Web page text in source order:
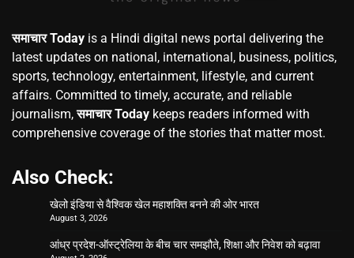
समाचार Today is a Hindi digital news portal delivering the
latest updates on national, international, business, politics,
sports, technology, entertainment, lifestyle, and current
affairs. Committed to timely, accurate, and reliable
journalism,समाचार Today keeps readers informed with
comprehensive coverage of the stories that matter most.
Also Check:
खेलो इंडिया से वैश्विक खेल महाशक्ति बनने की ओर भारत
August 3, 2026
आंध्र प्रदेश-ऑस्ट्रेलिया के बीच चार समझौते, शिक्षा और निवेश को बढ़ावा